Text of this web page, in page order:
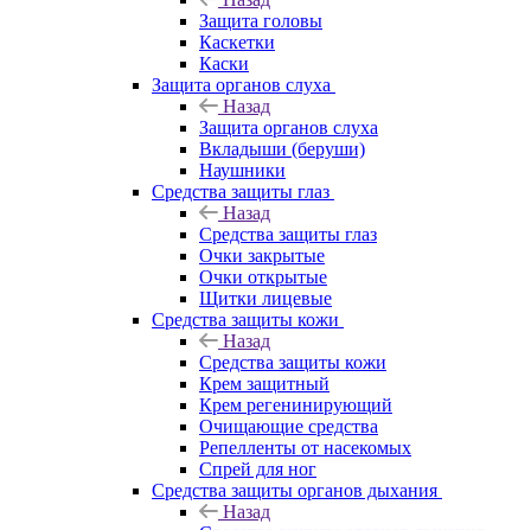
Защита головы
Каскетки
Каски
Защита органов слуха
Назад
Защита органов слуха
Вкладыши (беруши)
Наушники
Средства защиты глаз
Назад
Средства защиты глаз
Очки закрытые
Очки открытые
Щитки лицевые
Средства защиты кожи
Назад
Средства защиты кожи
Крем защитный
Крем регенинирующий
Очищающие средства
Репелленты от насекомых
Спрей для ног
Средства защиты органов дыхания
Назад